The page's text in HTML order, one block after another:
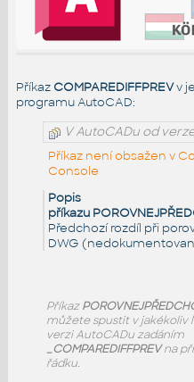
Příkaz COMPAREDIFFPREVv
programu AutoCAD:
V AutoCADu od
Příkaz není obsažen v
Console
Popis
příkazu
Předchozí rozdíl při
DWG
Příkaz
můžete spustit v jakékoliv
verzi AutoCADu zadáním
_COMPAREDIFFPREVna
řádku.